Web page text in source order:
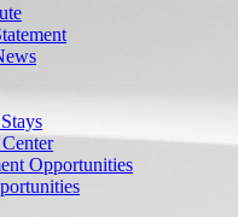
Opportunities